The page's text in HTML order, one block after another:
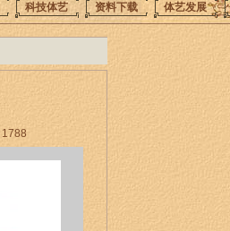
科技体艺 资料下载 体艺发展
1788